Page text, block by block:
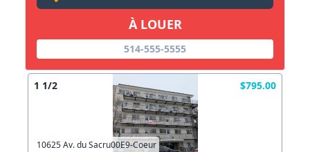
À LOUER
514-555-5555
1 1/2 $795.00
10625 Av. du Sacru00E9-Coeur
X Fermer